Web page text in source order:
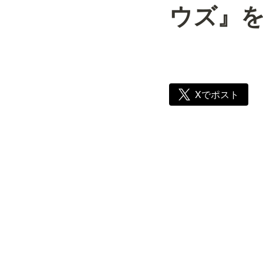
ウズ』
Xでポスト